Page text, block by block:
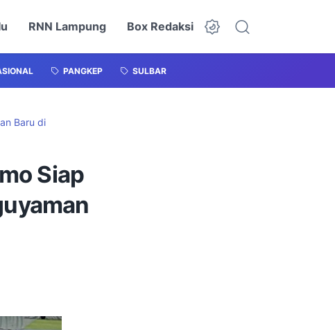
RNN Lampung Box Redaksi
PANGKEP SULBAR
Baru di
Siap